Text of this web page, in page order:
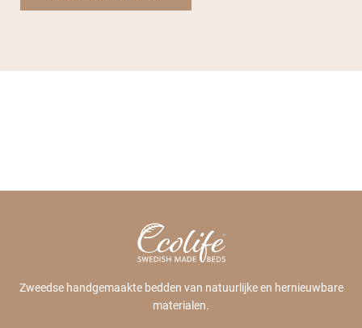
Zweedse handgemaakte bedden van natuurlijke en hernieuwbare
materialen.